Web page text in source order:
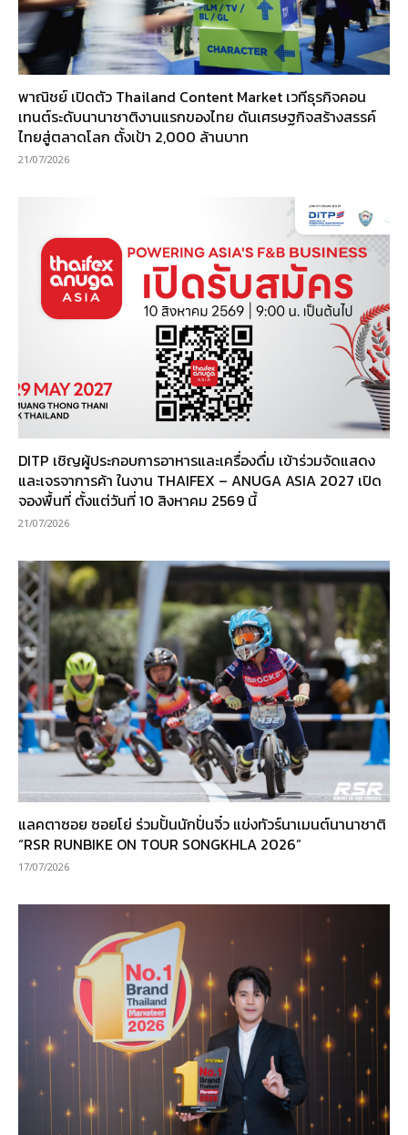
พาณิชย์ เปิดตัว Thailand Content Market เวทีธุรกิจคอน
เทนต์ระดับนานาชาติงานแรกของไทย ดันเศรษฐกิจสร้างสรรค์
ไทยสู่ตลาดโลก ตั้งเป้า 2,000 ล้านบาท
21/07/2026
DITP เชิญผู้ประกอบการอาหารและเครื่องดื่ม เข้าร่วมจัดแสดง
และเจรจาการค้า ในงาน THAIFEX – ANUGA ASIA 2027 เปิด
จองพื้นที่ ตั้งแต่วันที่ 10 สิงหาคม 2569 นี้
21/07/2026
แลคตาซอย ซอยโย่ ร่วมปั้นนักปั่นจิ๋ว แข่งทัวร์นาเมนต์นานาชาติ
“RSR RUNBIKE ON TOUR SONGKHLA 2026”
17/07/2026